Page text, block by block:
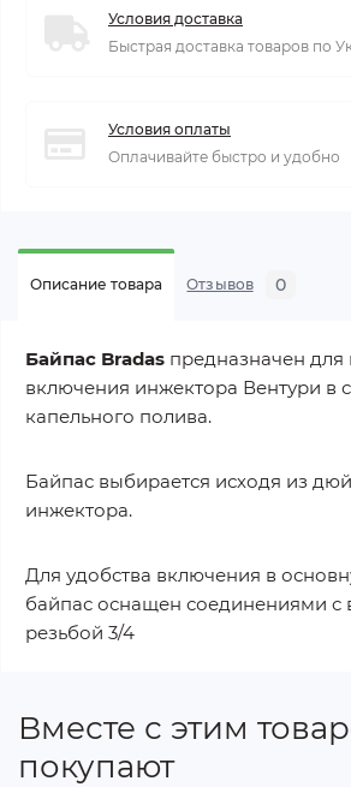
Условия доставка
Быстрая доставка товаров по
Условия оплаты
Оплачивайте быстро и удобно
Описание товара Отзывов 0
Байпас Bradas предназначен для
включения инжектора Вентури в
капельного полива.
Байпас выбирается исходя из
инжектора.
Для удобства включения в
байпас оснащен соединениями с
резьбой 3/4
Вместе с этим
покупают